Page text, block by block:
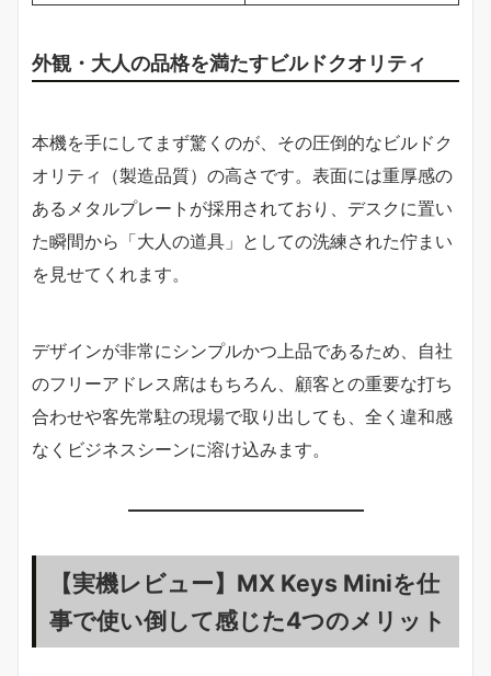
外観・大人の品格を満たすビルドクオリティ
本機を手にしてまず驚くのが、その圧倒的なビルドク
オリティ（製造品質）の高さです。表面には重厚感の
あるメタルプレートが採用されており、デスクに置い
た瞬間から「大人の道具」としての洗練された佇まい
を見せてくれます。
デザインが非常にシンプルかつ上品であるため、自社
のフリーアドレス席はもちろん、顧客との重要な打ち
合わせや客先常駐の現場で取り出しても、全く違和感
なくビジネスシーンに溶け込みます。
【実機レビュー】MX Keys Miniを仕
事で使い倒して感じた4つのメリット